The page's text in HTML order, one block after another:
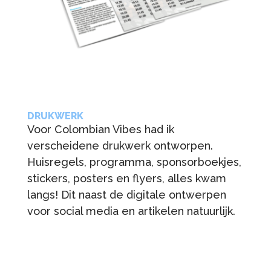
DRUKWERK
Voor Colombian Vibes had ik
verscheidene drukwerk ontworpen.
Huisregels, programma, sponsorboekjes,
stickers, posters en flyers, alles kwam
langs! Dit naast de digitale ontwerpen
voor social media en artikelen natuurlijk.